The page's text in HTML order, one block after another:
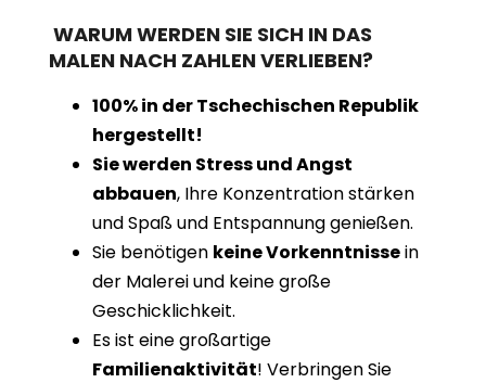
WARUM WERDEN SIE SICH IN DAS
MALEN NACH ZAHLEN VERLIEBEN?
100% in der Tschechischen Republik
hergestellt!
Sie werden Stress und Angst
abbauen, Ihre Konzentration stärken
und Spaß und Entspannung genießen.
Sie benötigen keine Vorkenntnissein
der Malerei und keine große
Geschicklichkeit.
Es ist eine großartige
Familienaktivität! Verbringen Sie